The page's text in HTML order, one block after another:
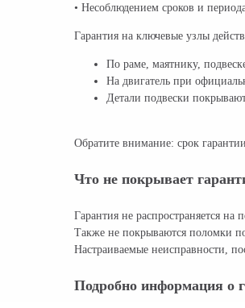
• Несоблюдением сроков и
Гарантия на ключевые узлы
По раме, маятнику,
На двигатель при
Детали подвески
Обратите внимание: срок
Что не покрывает
Гарантия не распространяется
Также не покрываются поломки
Настраиваемые неисправности,
Подробно информация о